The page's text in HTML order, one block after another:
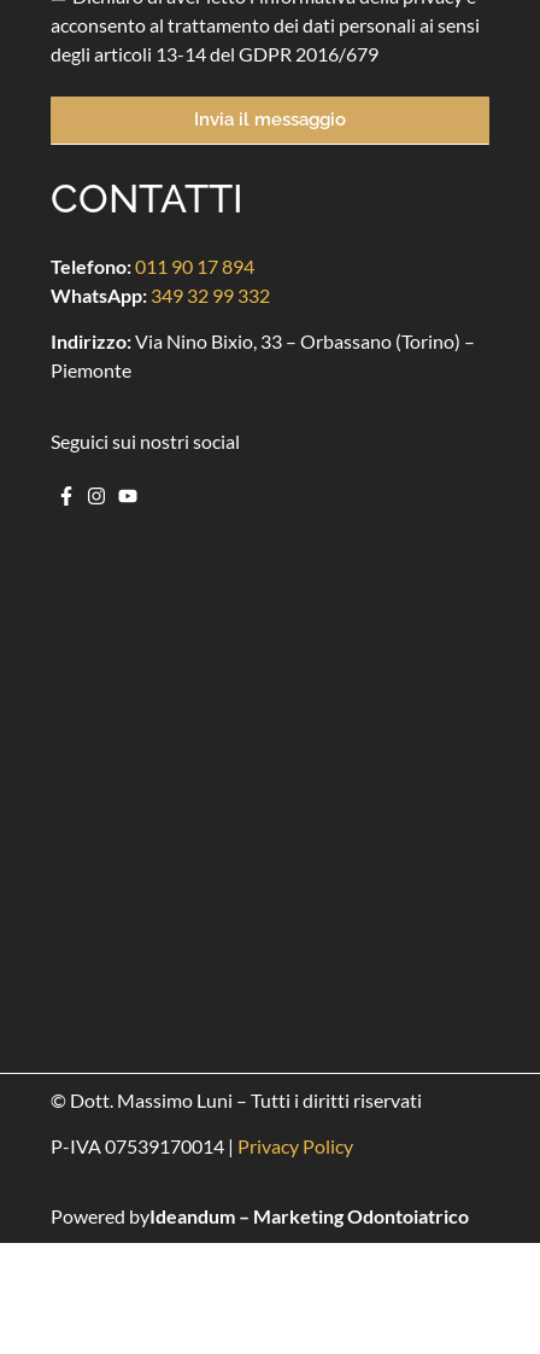
acconsento al trattamento dei dati personali ai sensi
degli articoli 13-14 del GDPR 2016/679
Invia il messaggio
CONTATTI
Telefono:011 90 17 894
WhatsApp: 349 32 99 332
Indirizzo:Via Nino Bixio, 33 – Orbassano (Torino) –
Piemonte
Seguici sui nostri social
© Dott. Massimo Luni – Tutti i diritti riservati
P-IVA 07539170014 | Privacy Policy
Powered byIdeandum – Marketing Odontoiatrico